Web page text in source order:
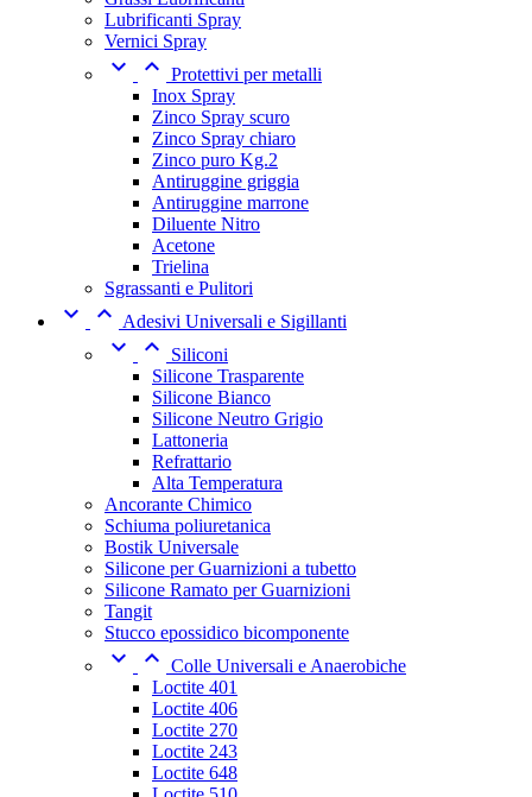
Lubrificanti Spray
Vernici Spray
  Protettivi per metalli
Inox Spray
Zinco Spray scuro
Zinco Spray chiaro
Zinco puro Kg.2
Antiruggine griggia
Antiruggine marrone
Diluente Nitro
Acetone
Trielina
Sgrassanti e Pulitori
  Adesivi Universali e Sigillanti
 
Siliconi
Silicone Trasparente
Silicone Bianco
Silicone Neutro Grigio
Lattoneria
Refrattario
Alta Temperatura
Ancorante Chimico
Schiuma poliuretanica
Bostik Universale
Silicone per Guarnizioni a tubetto
Silicone Ramato per Guarnizioni
Tangit
Stucco epossidico bicomponente
  Colle Universali e Anaerobiche
Loctite 401
Loctite 406
Loctite 270
Loctite 243
Loctite 648